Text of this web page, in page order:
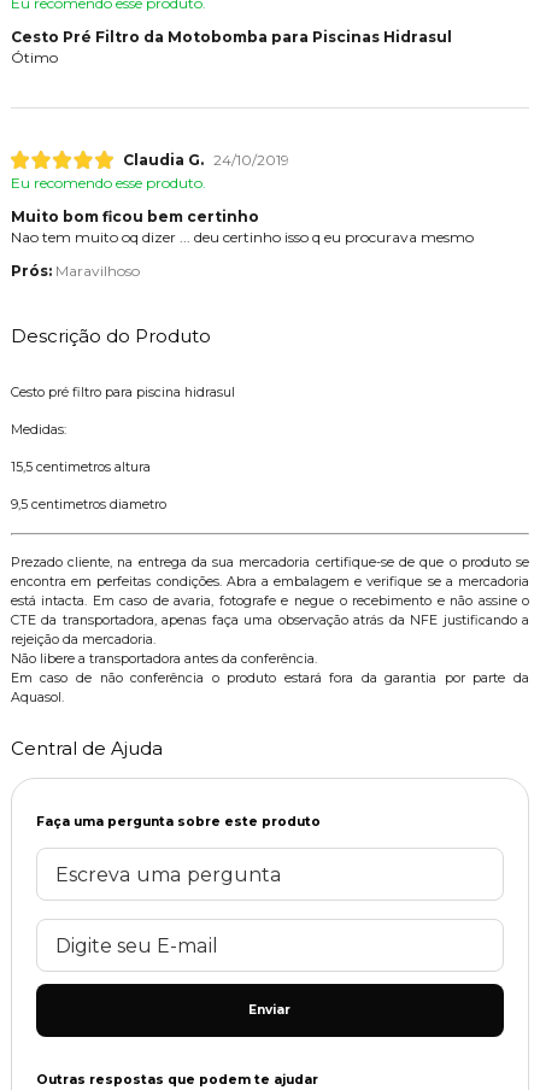
Cesto Pré Filtro da Motobomba para Piscinas Hidrasul
Ótimo
Claudia G. 24/10/2019
Eu recomendo esse produto.
Muito bom ficou bem certinho
Nao tem muito oq dizer ... deu certinho isso q eu procurava mesmo
Prós: Maravilhoso
Descrição do Produto
Cesto pré filtro para piscina hidrasul
Medidas:
15,5 centimetros altura
9,5 centimetros diametro
Prezado cliente, na entrega da sua mercadoria certifique-se de que o produto se
encontra em perfeitas condições. Abra a embalagem e verifique se a mercadoria
está intacta. Em caso de avaria, fotografe e negue o recebimento e não assine o
CTE da transportadora, apenas faça uma observação atrás da NFE justificando a
rejeição da mercadoria.
Não libere a transportadora antes da conferência.
Em caso de não conferência o produto estará fora da garantia por parte da
Aquasol.
Central de Ajuda
Faça uma pergunta sobre este produto
Enviar
Outras respostas que podem te ajudar